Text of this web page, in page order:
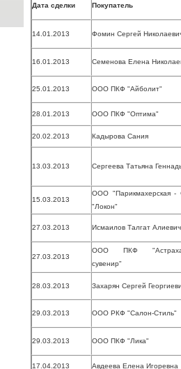
Дата сделки Покупатель
14.01.2013 Фомин Сергей
16.01.2013 Семенова Елена
25.01.2013 ООО ПКФ "Айболит"
28.01.2013 ООО ПКФ "Оптима"
20.02.2013 Кадырова Сания
13.03.2013 Сергеева Татьяна
15.03.2013
ООО "Парикмахерская -
"Локон"
27.03.2013 Исмаилов Талгат Алиевич
27.03.2013
ООО ПКФ
сувенир"
28.03.2013 Захарян Сергей
29.03.2013 ООО РКФ "Салон-Стиль"
29.03.2013 ООО ПКФ "Лика"
17.04.2013 Авдеева Елена Игоревна